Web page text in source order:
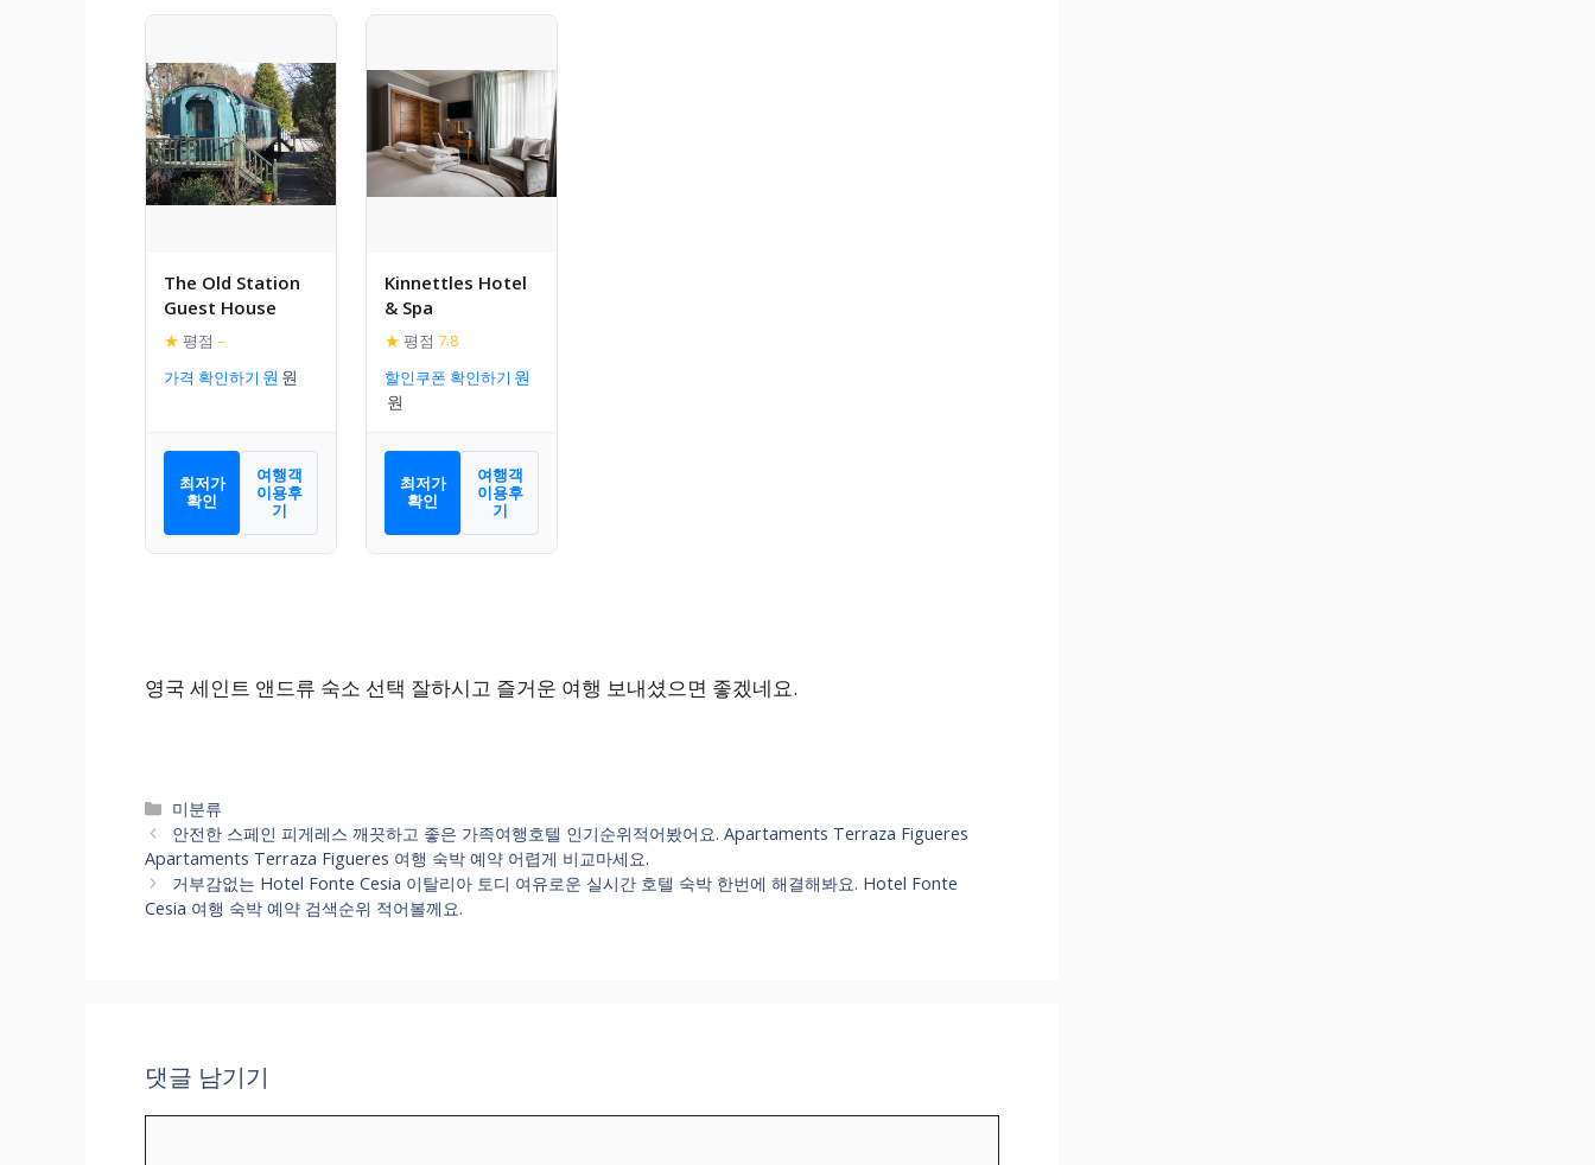
The Old Station
Guest House
★ 평점 –
가격 확인하기
최저가
확인
여행객
이용후
기
Kinnettles Hotel
& Spa
★ 평점 7.8
할인쿠폰 확인하기
최저가
확인
여행객
이용후
기
영국 세인트 앤드류 숙소 선택 잘하시고 즐거운 여행 보내셨으면 좋겠네요.
카
테
고
리
미분류
안전한 스페인 피게레스 깨끗하고 좋은 가족여행호텔 인기순위적어봤어요. Apartaments Terraza Figueres
Apartaments Terraza Figueres 여행 숙박 예약 어렵게 비교마세요.
거부감없는 Hotel Fonte Cesia 이탈리아 토디 여유로운 실시간 호텔 숙박 한번에 해결해봐요. Hotel Fonte
Cesia 여행 숙박 예약 검색순위 적어볼께요.
댓글 남기기